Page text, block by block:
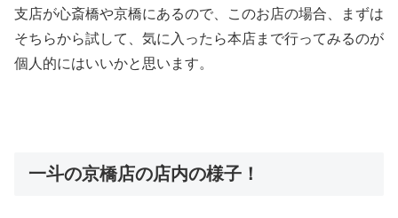
支店が心斎橋や京橋にあるので、このお店の場合、まずは
そちらから試して、気に入ったら本店まで行ってみるのが
個人的にはいいかと思います。
一斗の京橋店の店内の様子！